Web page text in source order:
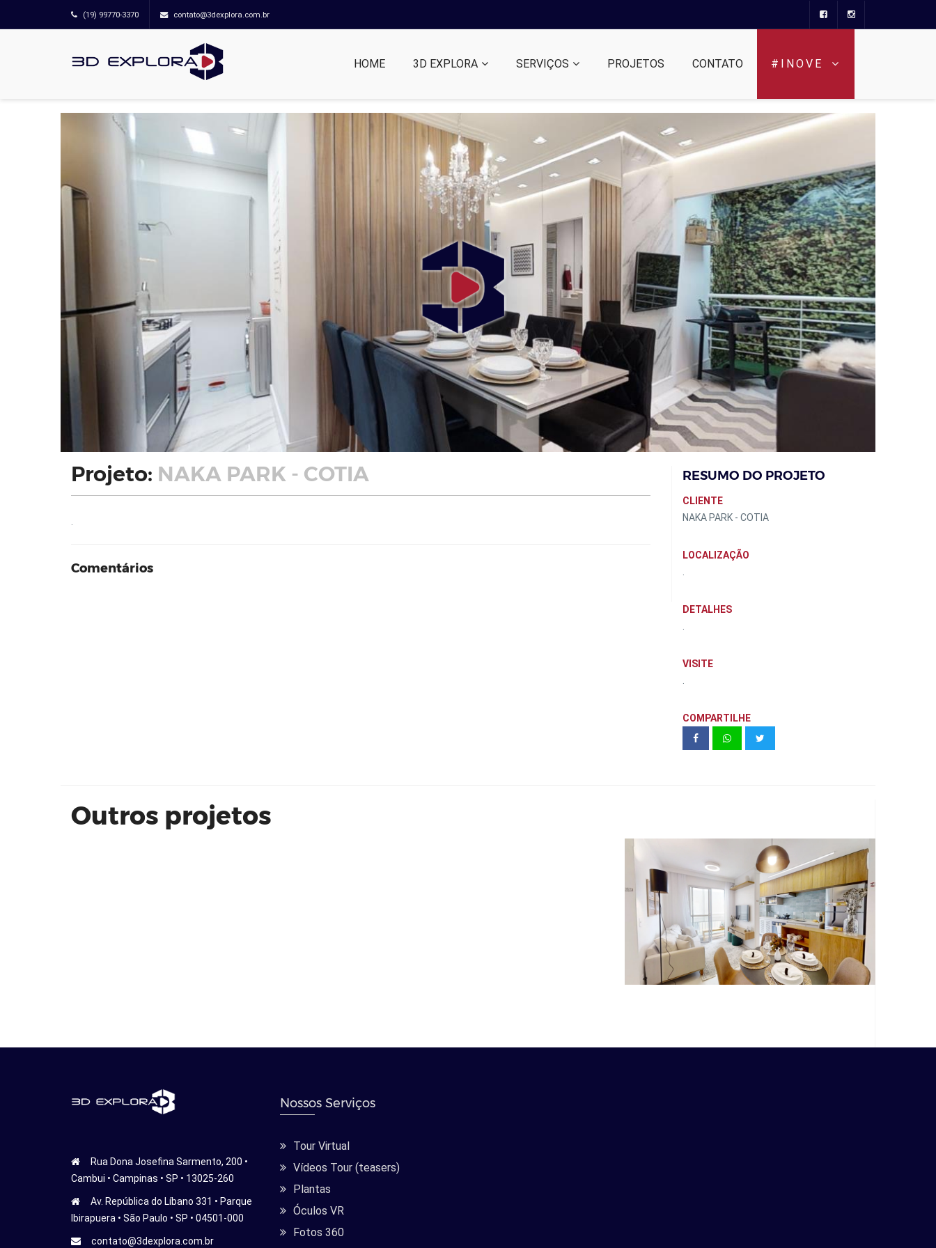
(19) 99770-3370 contato@3dexplora.com.br
HOME 3D EXPLORA SERVIÇOS PROJETOS CONTATO #INOVE
Projeto: NAKA PARK - COTIA
Comentários
RESUMO DO PROJETO
CLIENTE
NAKA PARK - COTIA
LOCALIZAÇÃO
DETALHES
VISITE
COMPARTILHE
Outros projetos
Jardim das Rosas | Zinco Residêncial
Rua Dona Josefina Sarmento, 200 •
Cambui • Campinas • SP • 13025-260
Av. República do Líbano 331 • Parque
Ibirapuera • São Paulo • SP • 04501-000
contato@3dexplora.com.br
Nossos Serviços
Tour Virtual
Vídeos Tour (teasers)
Plantas
Óculos VR
Fotos 360